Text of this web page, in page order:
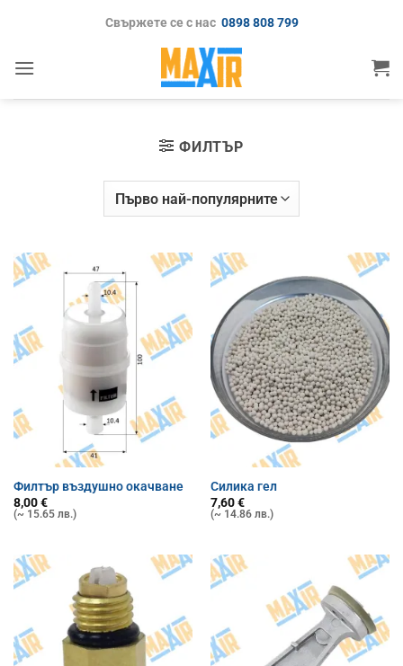
Свържете се с нас 0898 808 799
ФИЛТЪР
Филтър въздушно окачване
8,00€
(~ 15.65 лв.)
Силика гел
7,60€
(~ 14.86 лв.)